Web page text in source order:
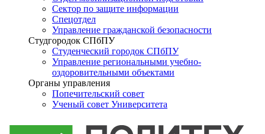
Сектор по защите информации
Спецотдел
Управление гражданской безопасности
Студгородок СПбПУ
Студенческий городок СПбПУ
Управление региональными учебно-
оздоровительными объектами
Органы управления
Попечительский совет
Ученый совет Университета